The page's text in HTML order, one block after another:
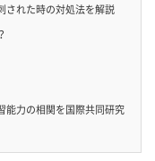
された時の対処法を解説
力の相関を国際共同研究